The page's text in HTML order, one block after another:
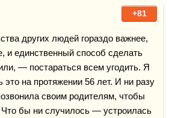
+81
других людей гораздо важнее,
и единственный способ сделать
— постараться всем угодить. Я
это на протяжении 56 лет. И ни разу
своим родителям, чтобы
бы ни случилось — устроилась